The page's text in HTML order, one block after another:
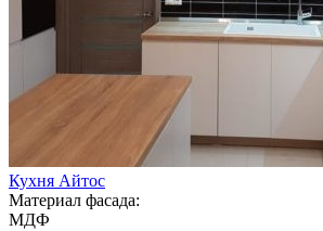
Кухня Айтос
Материал фасада:
МДФ